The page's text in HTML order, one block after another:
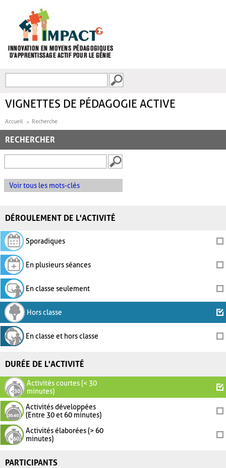
FORMULAIRE DE
VIGNETTES DE PÉDAGOGIE ACTIVE
Accueil Recherche
RECHERCHER
Voir tous les mots-clés
DÉROULEMENT DE L'ACTIVITÉ
Sporadiques
En plusieurs séances
En classe seulement
Hors classe
En classe et hors classe
DURÉE DE L'ACTIVITÉ
Activités courtes (< 30
minutes)
Activités développées
(Entre 30 et 60 minutes)
Activités élaborées (> 60
minutes)
PARTICIPANTS